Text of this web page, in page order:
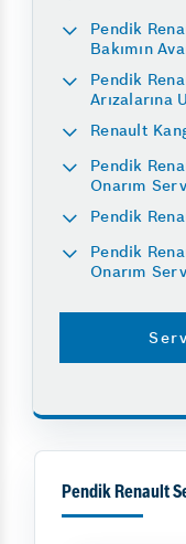
Pendik
Bakımın
Pendik
Arızalarına
Renault
Pendik
Onarım
Pendik
Pendik
Onarım
Pendik Renault